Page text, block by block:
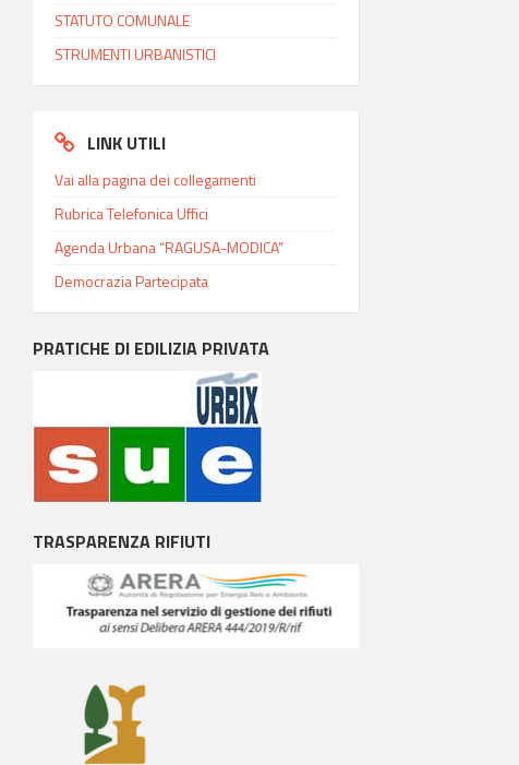
STATUTO COMUNALE
STRUMENTI URBANISTICI
LINK UTILI
Vai alla pagina dei collegamenti
Rubrica Telefonica Uffici
Agenda Urbana “RAGUSA-MODICA”
Democrazia Partecipata
PRATICHE DI EDILIZIA PRIVATA
TRASPARENZA RIFIUTI